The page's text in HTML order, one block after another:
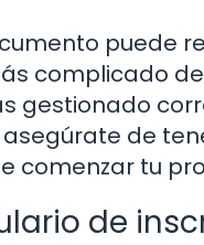
puede
complicado
gestionado
de
comenzar tu
de